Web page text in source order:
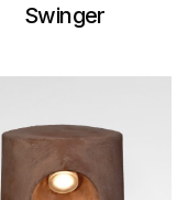
Swinger